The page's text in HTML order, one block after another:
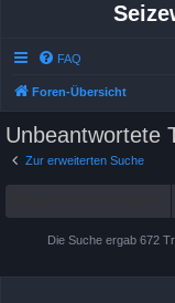
FAQ
Foren-Übersicht
Unbeantwortete
Zur erweiterten Suche
Die Suche ergab 672